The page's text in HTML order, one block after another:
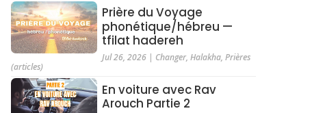
Prière du Voyage
phonétique/hébreu —
tfilat hadereh
Jul 26, 2026| Changer, Halakha, Prières
(articles)
En voiture avec Rav
Arouch Partie 2